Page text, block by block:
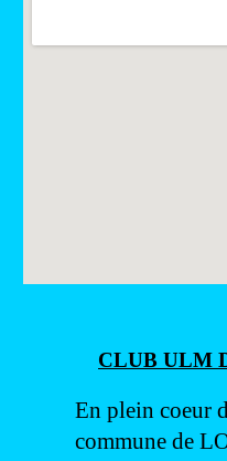
CLUB ULM
En plein coeur
commune de